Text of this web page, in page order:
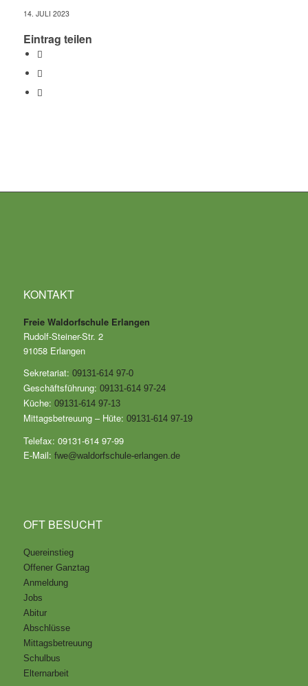
14. JULI 2023
Eintrag teilen
KONTAKT
Freie Waldorfschule Erlangen
Rudolf-Steiner-Str. 2
91058 Erlangen
Sekretariat: 09131-614 97-0
Geschäftsführung: 09131-614 97-24
Küche: 09131-614 97-13
Mittagsbetreuung – Hüte: 09131-614 97-19
Telefax: 09131-614 97-99
E-Mail: fwe@waldorfschule-erlangen.de
OFT BESUCHT
Quereinstieg
Offener Ganztag
Anmeldung
Jobs
Abitur
Abschlüsse
Mittagsbetreuung
Schulbus
Elternarbeit